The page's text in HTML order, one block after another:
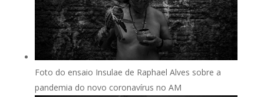
Foto do ensaio Insulae de Raphael Alves sobre a
pandemia do novo coronavírus no AM